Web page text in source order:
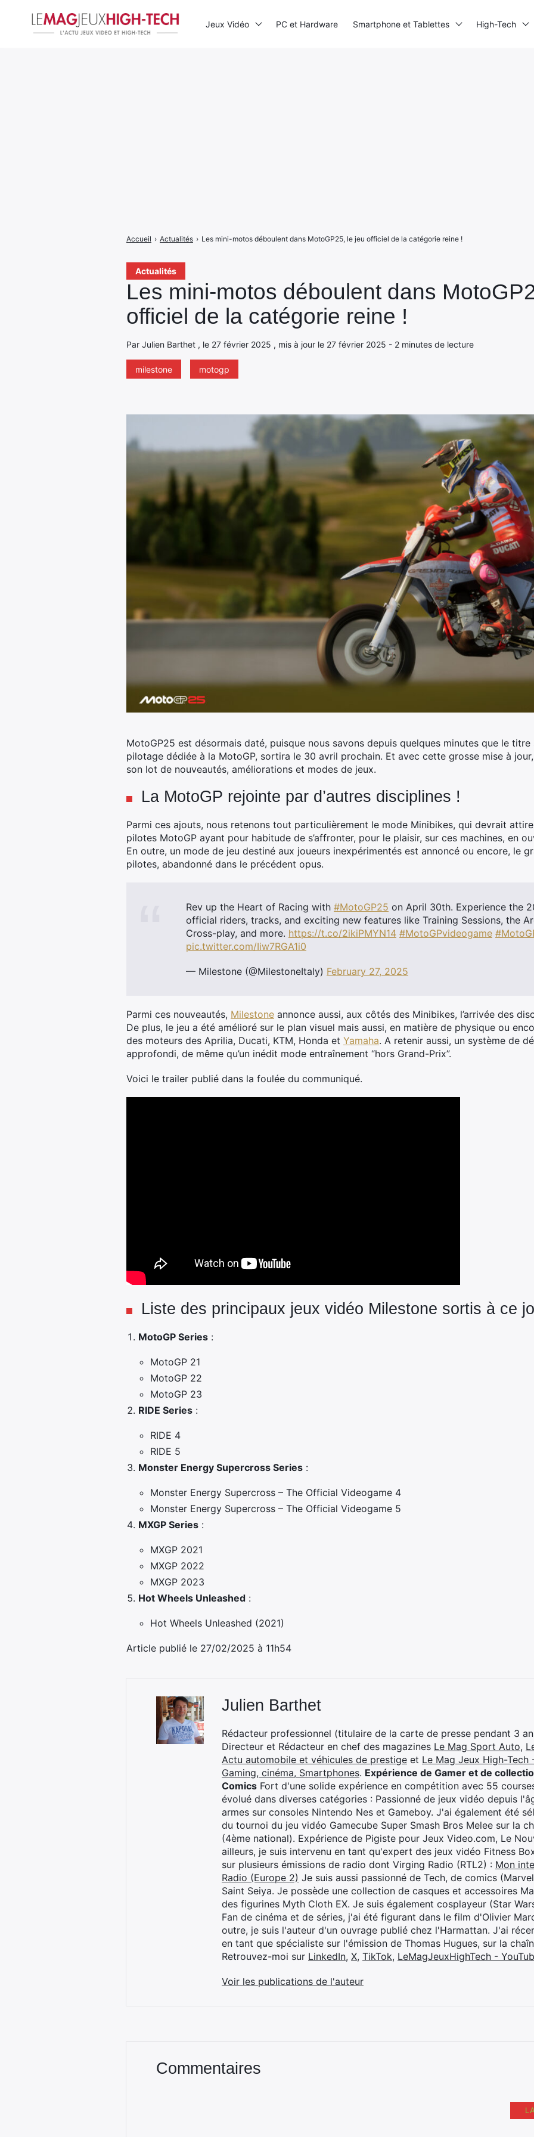
Actualités
Les mini-motos déboulent dans
officiel de la catégorie reine !
Par Julien Barthet , le 27 février 2025 , mis à jour le 27 février 2025 - 2 minutes de lecture
milestone motogp
Accueil › Actualités › Les mini-motos déboulent dans MotoGP25, le jeu officiel de la catégorie reine !
MotoGP25 est désormais daté, puisque nous savons depuis quelques minutes que le
pilotage dédiée à la MotoGP, sortira le 30 avril prochain. Et avec cette grosse mise à
son lot de nouveautés, améliorations et modes de jeux.
La MotoGP rejointe par d’autres disciplines !
Parmi ces ajouts, nous retenons tout particulièrement le mode Minibikes, qui devrait
pilotes MotoGP ayant pour habitude de s’affronter, pour le plaisir, sur ces machines, en
En outre, un mode de jeu destiné aux joueurs inexpérimentés est annoncé ou encore, le
pilotes, abandonné dans le précédent opus.
Rev up the Heart of Racing with #MotoGP25 on April 30th. Experience the
official riders, tracks, and exciting new features like Training Sessions, the
Cross-play, and more. https://t.co/2ikiPMYN14 #MotoGPvideogame
pic.twitter.com/Iiw7RGA1i0
— Milestone (@MilestoneItaly) February 27, 2025
Parmi ces nouveautés, Milestone annonce aussi, aux côtés des Minibikes, l’arrivée des
De plus, le jeu a été amélioré sur le plan visuel mais aussi, en matière de physique ou
des moteurs des Aprilia, Ducati, KTM, Honda et Yamaha. A retenir aussi, un système de
approfondi, de même qu’un inédit mode entraînement “hors Grand-Prix”.
Voici le trailer publié dans la foulée du communiqué.
Liste des principaux jeux vidéo Milestone sortis à ce
MotoGP Series :
MotoGP 21
MotoGP 22
MotoGP 23
RIDE Series :
RIDE 4
RIDE 5
Monster Energy Supercross Series :
Monster Energy Supercross – The Official Videogame 4
Monster Energy Supercross – The Official Videogame 5
MXGP Series :
MXGP 2021
MXGP 2022
MXGP 2023
Hot Wheels Unleashed :
Hot Wheels Unleashed (2021)
Article publié le 27/02/2025 à 11h54
Julien Barthet
Rédacteur professionnel (titulaire de la carte de presse pendant 3
Directeur et Rédacteur en chef des magazines Le Mag Sport Auto,
Actu automobile et véhicules de prestige et Le Mag Jeux High-Tech
Gaming, cinéma, Smartphones. Expérience de Gamer et de
Comics Fort d'une solide expérience en compétition avec 55
évolué dans diverses catégories : Passionné de jeux vidéo depuis
armes sur consoles Nintendo Nes et Gameboy. J'ai également été
du tournoi du jeu vidéo Gamecube Super Smash Bros Melee sur la
(4ème national). Expérience de Pigiste pour Jeux Video.com, Le
ailleurs, je suis intervenu en tant qu'expert des jeux vidéo Fitness
sur plusieurs émissions de radio dont Virging Radio (RTL2) : Mon
Radio (Europe 2) Je suis aussi passionné de Tech, de comics
Saint Seiya. Je possède une collection de casques et accessoires
des figurines Myth Cloth EX. Je suis également cosplayeur (Star
Fan de cinéma et de séries, j'ai été figurant dans le film d'Olivier
outre, je suis l'auteur d'un ouvrage publié chez l'Harmattan. J'ai
en tant que spécialiste sur l'émission de Thomas Hugues, sur la
Retrouvez-moi sur LinkedIn, X, TikTok, LeMagJeuxHighTech -
Voir les publications de l'auteur
Commentaires
Jeux Vidéo PC et Hardware Smartphone et Tablettes High-Tech